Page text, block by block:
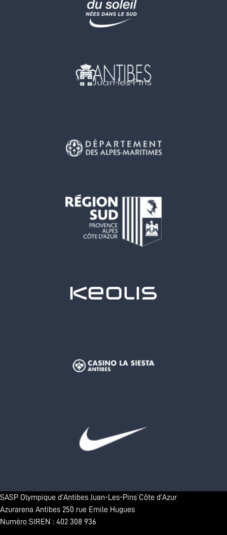
SASP Olympique d’Antibes Juan-Les-Pins Côte d’Azur
Azurarena Antibes 250 rue Emile Hugues
Numéro SIREN : 402 308 936